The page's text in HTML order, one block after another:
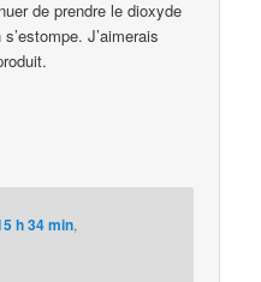
de prendre le dioxyde
J’aimerais
h 34 min,